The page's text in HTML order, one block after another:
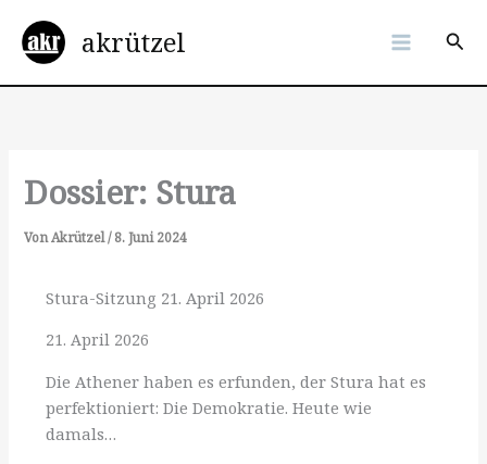
Inhalt
springen
akrützel
Dossier: Stura
VonAkrützel/8. Juni 2024
Stura-Sitzung 21. April 2026
21. April 2026
Die Athener haben es erfunden, der Stura hat es
perfektioniert: Die Demokratie. Heute wie
damals…